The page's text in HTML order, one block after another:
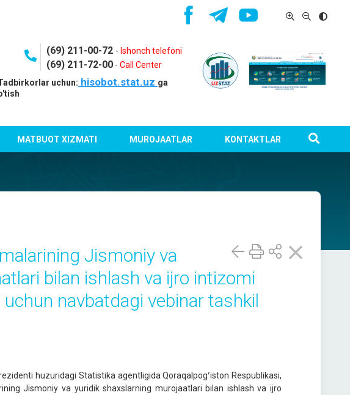
(69) 211-00-72 - Ishonch telefoni
(69) 211-72-00- Call Center
uchun: hisobot.stat.uz ga
MATBUOT XIZMATI MUROJAATLAR KONTAKTLAR
Jismoniy va
bilan ishlash va ijro intizomi
navbatdagi vebinar tashkil
huzuridagi Statistika agentligida Qoraqalpogʻiston Respublikasi,
Jismoniy va yuridik shaxslarning murojaatlari bilan ishlash va ijro